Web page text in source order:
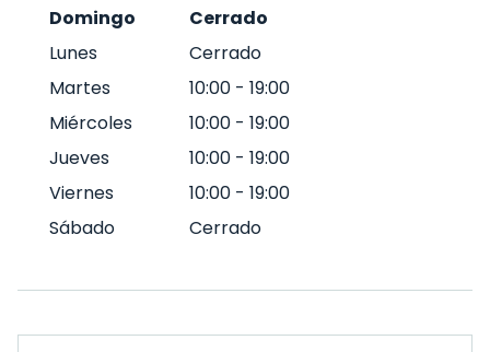
Domingo
Cerrado
Lunes
Cerrado
Martes
10:00 - 19:00
Miércoles
10:00 - 19:00
Jueves
10:00 - 19:00
Viernes
10:00 - 19:00
Sábado
Cerrado